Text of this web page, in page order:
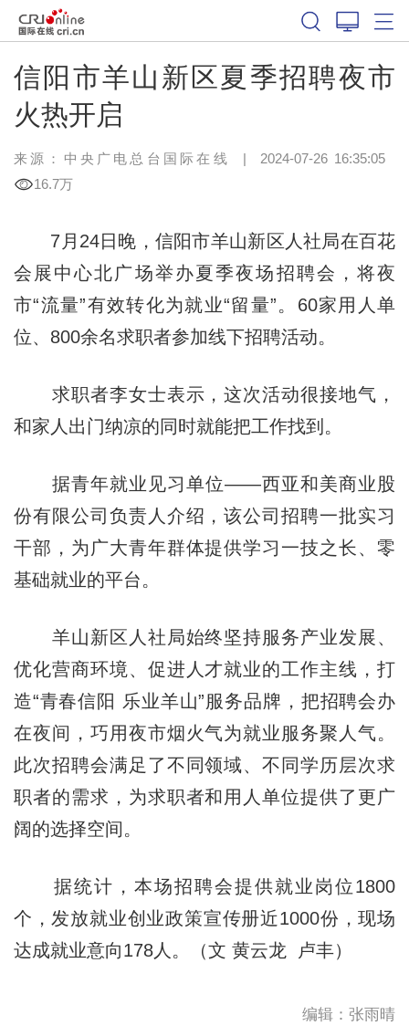
信阳市羊山新区夏季招聘夜市
火热开启
来源：中央广电总台国际在线 | 2024-07-26 16:35:05
16.7万
7月24日晚，信阳市羊山新区人社局在百花
会展中心北广场举办夏季夜场招聘会，将夜
市“流量”有效转化为就业“留量”。60家用人单
位、800余名求职者参加线下招聘活动。
求职者李女士表示，这次活动很接地气，
和家人出门纳凉的同时就能把工作找到。
据青年就业见习单位——西亚和美商业股
份有限公司负责人介绍，该公司招聘一批实习
干部，为广大青年群体提供学习一技之长、零
基础就业的平台。
羊山新区人社局始终坚持服务产业发展、
优化营商环境、促进人才就业的工作主线，打
造“青春信阳 乐业羊山”服务品牌，把招聘会办
在夜间，巧用夜市烟火气为就业服务聚人气。
此次招聘会满足了不同领域、不同学历层次求
职者的需求，为求职者和用人单位提供了更广
阔的选择空间。
据统计，本场招聘会提供就业岗位1800
个，发放就业创业政策宣传册近1000份，现场
达成就业意向178人。（文 黄云龙 卢丰）
编辑：张雨晴